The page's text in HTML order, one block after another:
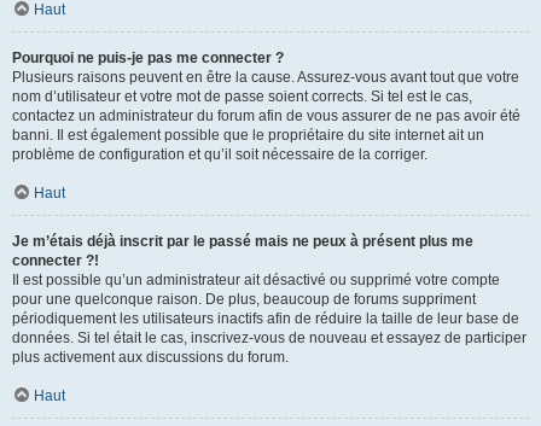
Haut
Pourquoi ne puis-je pas me connecter ?
Plusieurs raisons peuvent en être la cause. Assurez-vous avant tout que votre
nom d’utilisateur et votre mot de passe soient corrects. Si tel est le cas,
contactez un administrateur du forum afin de vous assurer de ne pas avoir été
banni. Il est également possible que le propriétaire du site internet ait un
problème de configuration et qu’il soit nécessaire de la corriger.
Haut
Je m’étais déjà inscrit par le passé mais ne peux à présent plus me
connecter ?!
Il est possible qu’un administrateur ait désactivé ou supprimé votre compte
pour une quelconque raison. De plus, beaucoup de forums suppriment
périodiquement les utilisateurs inactifs afin de réduire la taille de leur base de
données. Si tel était le cas, inscrivez-vous de nouveau et essayez de participer
plus activement aux discussions du forum.
Haut